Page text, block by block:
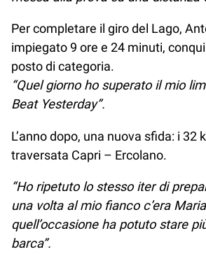
Per completare il giro del Lago,
impiegato 9 ore e 24 minuti,
posto di categoria.
“Quel giorno ho superato il mio
Beat Yesterday”.
L’anno dopo, una nuova sfida: i 32
traversata Capri – Ercolano.
“Ho ripetuto lo stesso iter di
una volta al mio fianco c’era
quell’occasione ha potuto stare
barca”.